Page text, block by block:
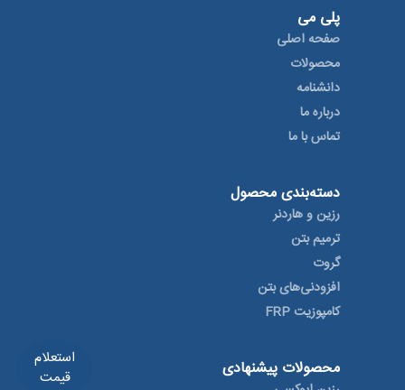
پلی می
صفحه اصلی
محصولات
دانشنامه
درباره ما
تماس با ما
دسته‌بندی محصول
رزین و هاردنر
ترمیم بتن
گروت
افزودنی‌های بتن
کامپوزیت FRP
محصولات پیشنهادی استعلام
قیمت